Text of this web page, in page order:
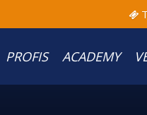
PROFIS ACADEMY